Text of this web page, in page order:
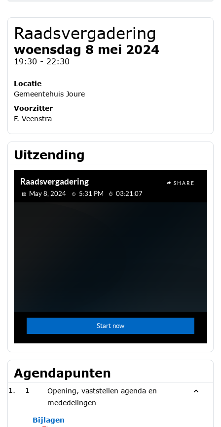
Raadsvergadering
woensdag 8 mei 2024
19:30 - 22:30
Locatie
Gemeentehuis Joure
Voorzitter
F. Veenstra
Uitzending
Agendapunten
1
Opening, vaststellen agenda en
mededelingen
Bijlagen